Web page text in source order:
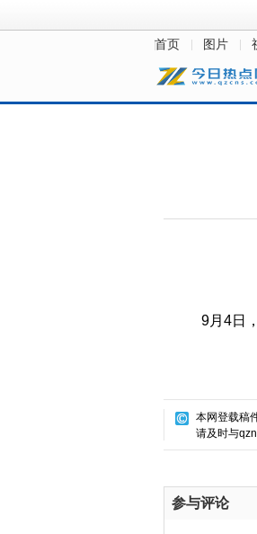
首页 图片
9月4日
本网登载稿
请及时与
参与评论